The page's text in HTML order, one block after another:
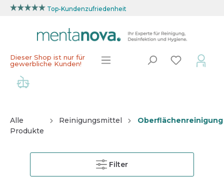
Top-Kundenzufriedenheit
Dieser Shop ist nur für
gewerbliche Kunden!
Alle
Produkte
Reinigungsmittel Oberflächenreinigung
Filter